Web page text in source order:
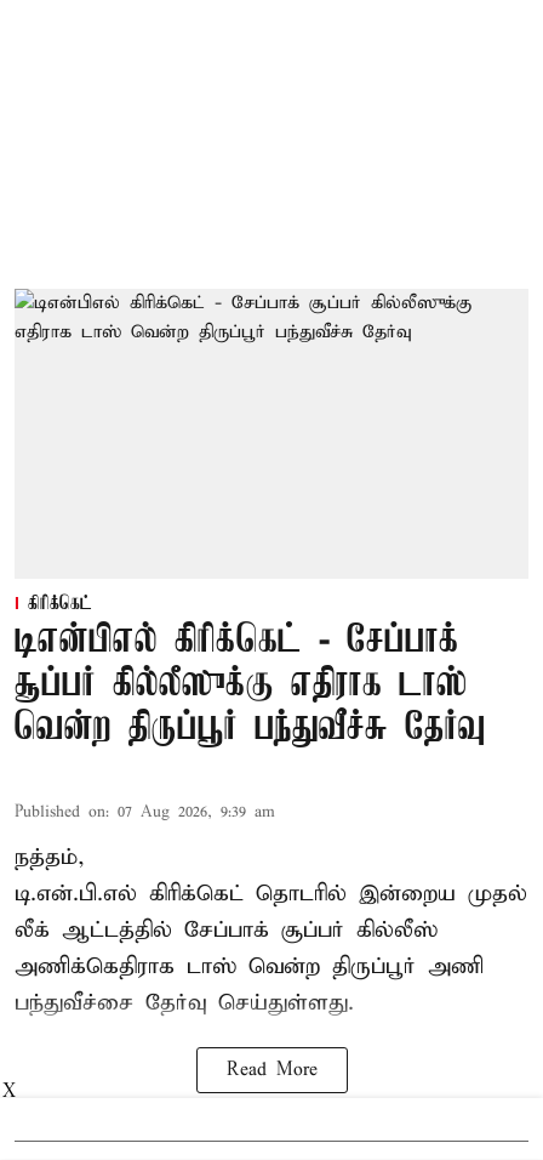
கிரிக்கெட்
டிஎன்பிஎல் கிரிக்கெட் - சேப்பாக்
சூப்பர் கில்லீஸுக்கு எதிராக டாஸ்
வென்ற திருப்பூர் பந்துவீச்சு தேர்வு
Published on: 07 Aug 2026, 9:39 am
நத்தம்,
டி.என்.பி.எல் கிரிக்கெட் தொடரில் இன்றைய முதல்
லீக் ஆட்டத்தில் சேப்பாக் சூப்பர் கில்லீஸ்
அணிக்கெதிராக டாஸ் வென்ற திருப்பூர் அணி
பந்துவீச்சை தேர்வு செய்துள்ளது.
Read More
X